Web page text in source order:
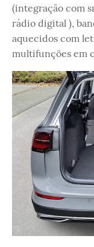
(integração com
rádio digital ),
aquecidos com
multifunções em